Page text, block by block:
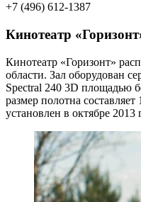
+7 (496) 612-1387
Кинотеатр
Кинотеатр «Горизонт»
области. Зал оборудован
Spectral 240 3D площадью
размер полотна
установлен в октябре 2013